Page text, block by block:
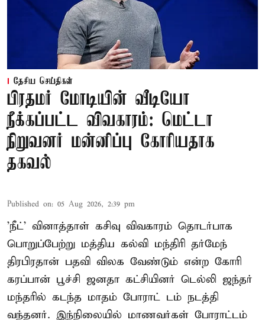
தேசிய செய்திகள்
பிரதமர் மோடியின் வீடியோ
நீக்கப்பட்ட விவகாரம்: மெட்டா
நிறுவனர் மன்னிப்பு கோரியதாக
தகவல்
Published on: 05 Aug 2026, 2:39 pm
'நீட்' வினாத்தாள் கசிவு விவகாரம் தொடர்பாக
பொறுப்பேற்று மத்திய கல்வி மந்திரி தர்மேந்
திரபிரதான் பதவி விலக வேண்டும் என்ற கோரி
கரப்பான் பூச்சி ஜனதா கட்சியினர் டெல்லி ஜந்தர்
மந்தரில் கடந்த மாதம் போராட் டம் நடத்தி
வந்தனர். இந்நிலையில் மாணவர்கள் போராட்டம்